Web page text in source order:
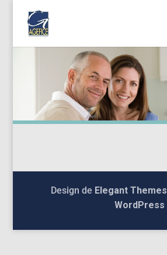
Design de Elegant Themes
WordPress